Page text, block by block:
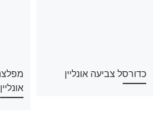
כדורסל צביעה אונליין
אונליין